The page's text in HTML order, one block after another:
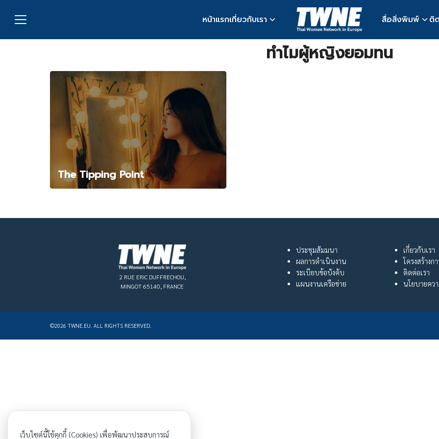
หน้าแรกเกี่ยวกับเรา สื่อสิ่งพิมพ์ ติ
ทำไมผู้หญิงยอมทน
The Tipping Point
2 RUE ERIC DUFFRECHOU,
MINGOT 65140, FRANCE
ประชุมสัมมนา
ผลการดำเนินงาน
ระเบียบข้อบังคับ
แผนงานเครือข่าย
เกี่ยวกับเรา
โครงสร้างก
ติดต่อเรา
นโยบายคว
©2026 TWNE.EU. ALL RIGHTS RESERVED.
เว็บไซต์นี้ใช้คุกกี้ (Cookies) เพื่อพัฒนาประสบการณ์